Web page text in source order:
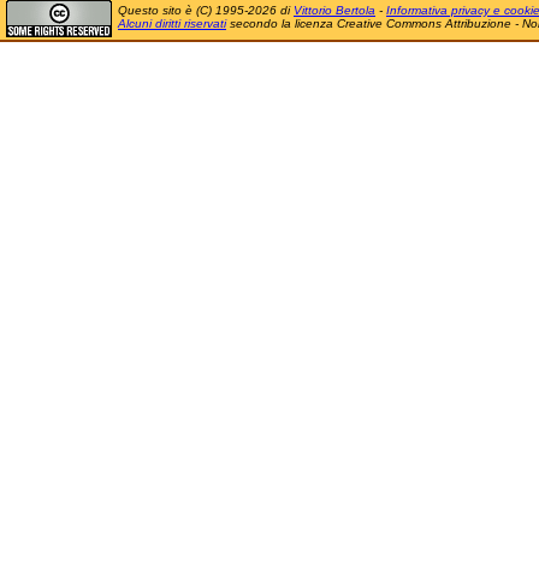
Questo sito è (C) 1995-2026 di Vittorio Bertola - Informativa privacy e cookie
Alcuni diritti riservatisecondo la licenza Creative Commons Attribuzione -